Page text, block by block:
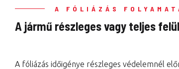
A FÓLIÁZÁS
A jármű részleges vagy teljes
A fóliázás időigénye részleges védelemnél